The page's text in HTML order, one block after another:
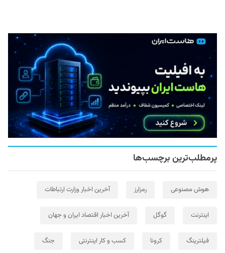
پرمطلب‌ترین برچسب‌ها
هوش مصنوعی رمزارز آخرین اخبار وزارت ارتباطات
اینترنت گوگل آخرین اخبار اقتصاد ایران و جهان
فیلترینگ کرونا کسب و کار اینترنتی جنگ